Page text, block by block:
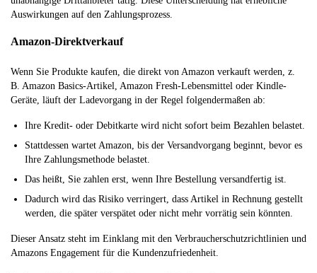
Auswirkungen auf den Zahlungsprozess.
Amazon-Direktverkauf
Wenn Sie Produkte kaufen, die direkt von Amazon verkauft werden, z.
B. Amazon Basics-Artikel, Amazon Fresh-Lebensmittel oder Kindle-
Geräte, läuft der Ladevorgang in der Regel folgendermaßen ab:
Ihre Kredit- oder Debitkarte wird nicht sofort beim Bezahlen belastet.
Stattdessen wartet Amazon, bis der Versandvorgang beginnt, bevor es
Ihre Zahlungsmethode belastet.
Das heißt, Sie zahlen erst, wenn Ihre Bestellung versandfertig ist.
Dadurch wird das Risiko verringert, dass Artikel in Rechnung gestellt
werden, die später verspätet oder nicht mehr vorrätig sein könnten.
Dieser Ansatz steht im Einklang mit den Verbraucherschutzrichtlinien und
Amazons Engagement für die Kundenzufriedenheit.